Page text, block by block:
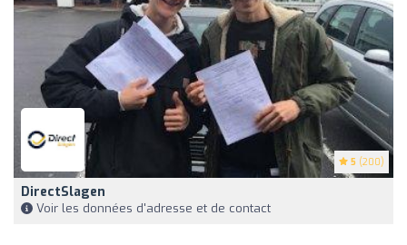
5 (200)
DirectSlagen
Voir les données d'adresse et de contact